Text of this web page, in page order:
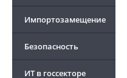
Импортозамещение
Безопасность
ИТ в госсекторе